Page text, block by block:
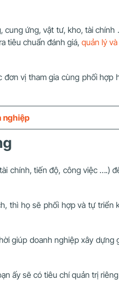
cung ứng, vật tư, kho, tài
tiêu chuẩn đánh giá, quản lý
vị tham gia cùng phối hợp
nghiệp
chính, tiến độ, công việc ….)
thì họ sẽ phối hợp và tự triển
giúp doanh nghiệp xây dựng
ấy sẽ có tiêu chí quản trị